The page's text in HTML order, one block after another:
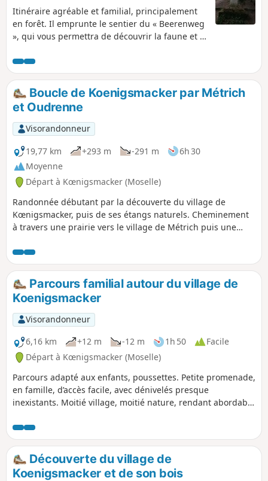
Itinéraire agréable et familial, principalement
en forêt. Il emprunte le sentier du « Beerenweg
», qui vous permettra de découvrir la faune et la
Boucle de Koenigsmacker par Métrich
et Oudrenne
Visorandonneur
19,77 km
+293 m -291 m
6h 30
Moyenne
Départ à Kœnigsmacker (Moselle)
Randonnée débutant par la découverte du village de
Kœnigsmacker, puis de ses étangs naturels. Cheminement
à travers une prairie vers le village de Métrich puis une
vous redécouvrez par ses traverses. Enfin, passage à
nouveau dans les sous-bois, direction la Cité des Officiers,
et de là, retour au point de départ.
Parcours familial autour du village de
Koenigsmacker
Visorandonneur
6,16 km
+12 m -12 m 1h 50
Facile
Départ à Kœnigsmacker (Moselle)
Parcours adapté aux enfants, poussettes. Petite promenade,
en famille, d’accès facile, avec dénivelés presque
inexistants. Moitié village, moitié nature, rendant abordable
Découverte du village de
Koenigsmacker et de son bois